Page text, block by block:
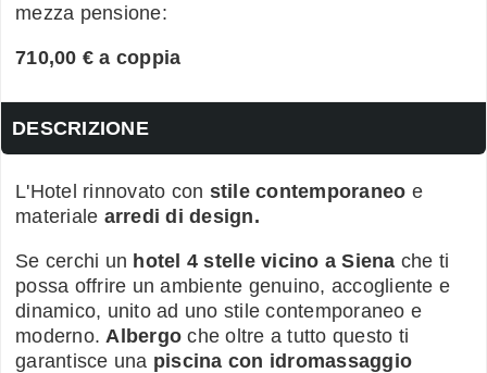
mezza pensione:
710,00 € a coppia
DESCRIZIONE
L'Hotel rinnovato con stile contemporaneo e
materiale arredi di design.
Se cerchi un hotel 4 stelle vicino a Siena che ti
possa offrire un ambiente genuino, accogliente e
dinamico, unito ad uno stile contemporaneo e
moderno. Albergoche oltre a tutto questo ti
garantisce una piscina con idromassaggio